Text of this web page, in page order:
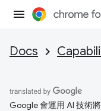
Docs
Google 會運用 AI 技術